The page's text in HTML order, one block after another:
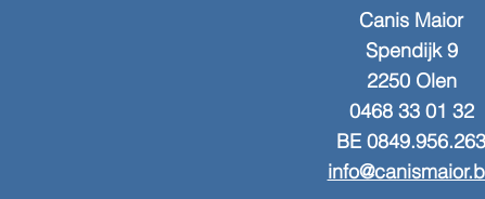
Canis Maior
Spendijk 9
2250 Olen
0468 33 01 32
BE 0849.956.263